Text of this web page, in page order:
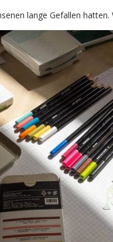
lange Gefallen